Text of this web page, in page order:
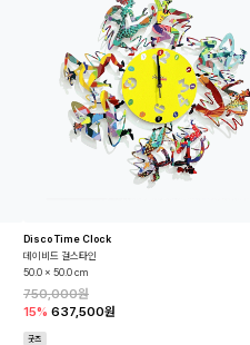
Disco Time Clock
데이비드 걸스타인
50.0 x 50.0 cm
750,000원
15% 637,500원
굿즈